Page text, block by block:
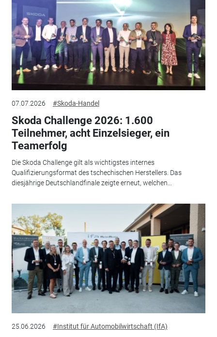
07.07.2026 #Skoda-Handel
Skoda Challenge 2026: 1.600
Teilnehmer, acht Einzelsieger, ein
Teamerfolg
Die Skoda Challenge gilt als wichtigstes internes
Qualifizierungsformat des tschechischen Herstellers. Das
diesjährige Deutschlandfinale zeigte erneut, welchen...
25.06.2026 #Institut für Automobilwirtschaft (IfA)